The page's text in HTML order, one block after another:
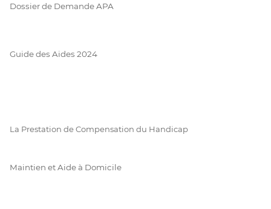
Dossier de Demande APA
Guide des Aides 2024
La Prestation de Compensation du Handicap
Maintien et Aide à Domicile